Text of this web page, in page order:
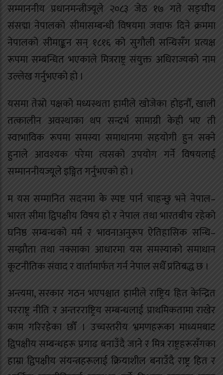
सम्माननीय प्रधानमन्त्रीज्यूले २०८३ जेठ १७ गते सङ्घीय
संसद्मा नेपालको सीमासम्बन्धी विषयमा जवाफ दिने क्रममा
नेपालको सीमाङ्कन सन् १८१६ को सुगौली सन्धिसँग प्रत्यक्ष
रूपमा सम्बन्धित भएकाले मित्रराष्ट्र संयुक्त अधिराज्यको नाम
उल्लेख गर्नुभएको हो ।
यसमा तेस्रो पक्षको मध्यस्थता हामीले खोजेका होइनौँ, खाली
तत्कालीन अवस्थाका थप सन्दर्भ सामाग्री केही भए ती
स्वाभाविक रूपमा समस्या समाधानमा सहयोगी हुन सक्ने
हुनाले आवश्यक परेमा त्यसको उपयोग गर्ने विषयलाई
सम्माननीयज्यूले इङ्गित गर्नुभएको हो ।
म यस सम्मानित सदनमा के स्पष्ट पार्न चाहन्छु भने नेपाल–
भारत सीमा द्विपक्षीय विषय हो र नेपाल तथा भारतबीच रहेको
घनिष्ठ सम्बन्धको मर्म र भावनाअनुरूप ऐतिहासिक सन्धि–
सम्झौता तथा नक्साका आधारमा यस समस्याको समाधान
कूटनीतिक संवाद र वार्तामार्फत गर्न नेपाल सधैँ प्रतिबद्ध छ ।
अन्त्यमा, सरकार गठन भएपश्चात हामीले राष्ट्रिय हित केन्द्रित
परराष्ट्र नीति र अन्तरराष्ट्रिय सम्बन्धलाई प्राथमिकतामा राखेर
काम गरिरहेका छौँ । उच्चस्तरीय भ्रमणहरूका माध्यमबाट
द्विपक्षीय सम्बन्धहरू प्रगाढ बनाउँदै जाने र मित्र राष्ट्रहरूसँगका
हाम्रा द्विपक्षीय संयन्त्रहरूलाई क्रियाशील बनाउँदै राष्ट्र हित र